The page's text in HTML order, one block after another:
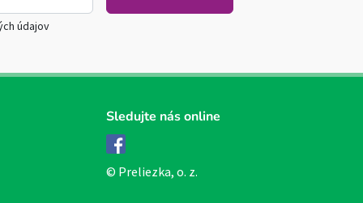
údajov
Sledujte nás online
© Preliezka, o. z.